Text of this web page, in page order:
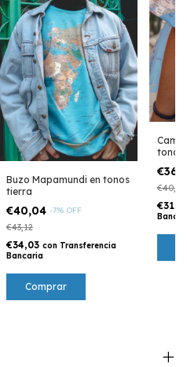
Buzo Mapamundi en tonos
tierra
€40,04 -7% OFF
€43,12
€34,03 con Transferencia
Bancaria
Comprar
tonos
€40,04